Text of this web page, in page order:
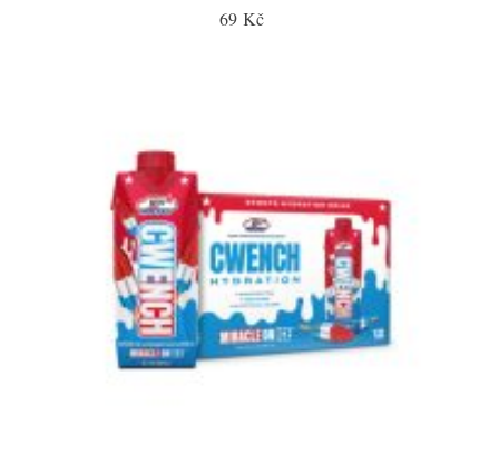
69 Kč